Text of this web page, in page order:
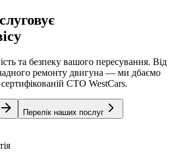
та безпеку вашого пересування. Від
ремонту двигуна — ми дбаємо
СТО WestCars.
Перелік наших послуг